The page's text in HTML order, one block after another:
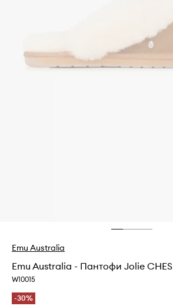
Emu Australia
Emu Australia - Пантофи Jolie CHES
W10015
-30%